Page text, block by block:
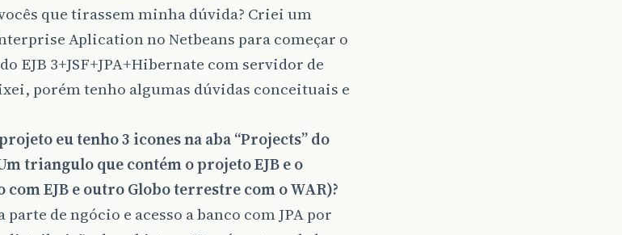
que tirassem minha dúvida? Criei um
Aplication no Netbeans para começar o
EJB 3+JSF+JPA+Hibernate com servidor de
porém tenho algumas dúvidas conceituais e
eu tenho 3 icones na aba “Projects” do
triangulo que contém o projeto EJB e o
EJB e outro Globo terrestre com o WAR)?
parte de ngócio e acesso a banco com JPA por